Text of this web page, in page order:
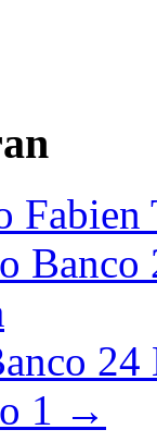
Banco
1 →